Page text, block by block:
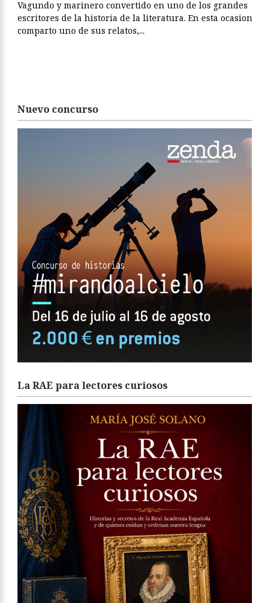
Vagundo y marinero convertido en uno de los grandes
escritores de la historia de la literatura. En esta ocasion
comparto uno de sus relatos,...
Nuevo concurso
La RAE para lectores curiosos